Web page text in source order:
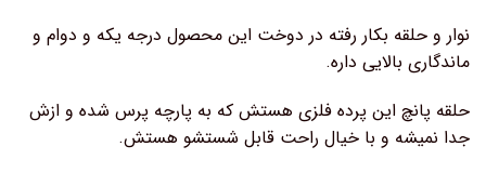
نوار و حلقه بکار رفته در دوخت این محصول درجه یکه و دوام و
ماندگاری بالایی داره.
حلقه پانچ این پرده فلزی هستش که به پارچه پرس شده و ازش
جدا نمیشه و با خیال راحت قابل شستشو هستش.